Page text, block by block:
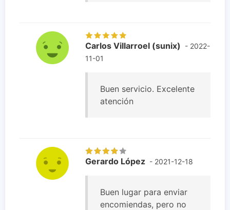
Carlos Villarroel (sunix)
- 2022-
11-01
Buen servicio. Excelente
atención
Gerardo López - 2021-12-18
Buen lugar para enviar
encomiendas, pero no